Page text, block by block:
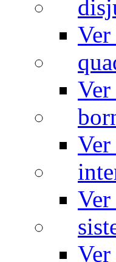
Ver
Ver
Ver
Ver
Ver